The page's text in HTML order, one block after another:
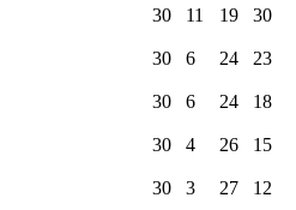
30 11 19 30
30 6 24 23
30 6 24 18
30 4 26 15
30 3 27 12